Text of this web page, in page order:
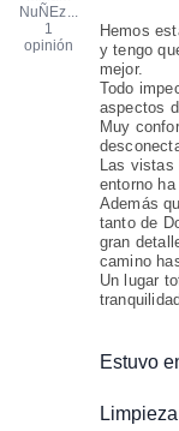
NuÑEz...
1
opinión
Hemos
y tengo
mejor.
Todo
aspectos
Muy
Las vistas
entorno
Además
tanto de
gran
camino
Un lugar
Estuvo
Limpieza